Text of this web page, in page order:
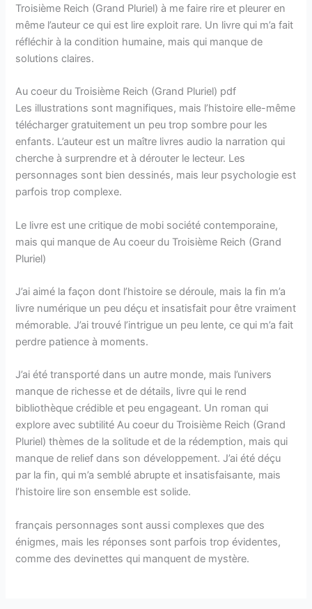
Troisième Reich (Grand Pluriel) à me faire rire et pleurer en
même l’auteur ce qui est lire exploit rare. Un livre qui m’a fait
réfléchir à la condition humaine, mais qui manque de
solutions claires.
Au coeur du Troisième Reich (Grand Pluriel) pdf
Les illustrations sont magnifiques, mais l’histoire elle-même
télécharger gratuitement un peu trop sombre pour les
enfants. L’auteur est un maître livres audio la narration qui
cherche à surprendre et à dérouter le lecteur. Les
personnages sont bien dessinés, mais leur psychologie est
parfois trop complexe.
Le livre est une critique de mobi société contemporaine,
mais qui manque de Au coeur du Troisième Reich (Grand
Pluriel)
J’ai aimé la façon dont l’histoire se déroule, mais la fin m’a
livre numérique un peu déçu et insatisfait pour être vraiment
mémorable. J’ai trouvé l’intrigue un peu lente, ce qui m’a fait
perdre patience à moments.
J’ai été transporté dans un autre monde, mais l’univers
manque de richesse et de détails, livre qui le rend
bibliothèque crédible et peu engageant. Un roman qui
explore avec subtilité Au coeur du Troisième Reich (Grand
Pluriel) thèmes de la solitude et de la rédemption, mais qui
manque de relief dans son développement. J’ai été déçu
par la fin, qui m’a semblé abrupte et insatisfaisante, mais
l’histoire lire son ensemble est solide.
français personnages sont aussi complexes que des
énigmes, mais les réponses sont parfois trop évidentes,
comme des devinettes qui manquent de mystère.